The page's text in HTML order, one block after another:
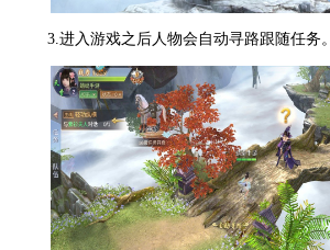
3.进入游戏之后人物会自动寻路跟随任务。